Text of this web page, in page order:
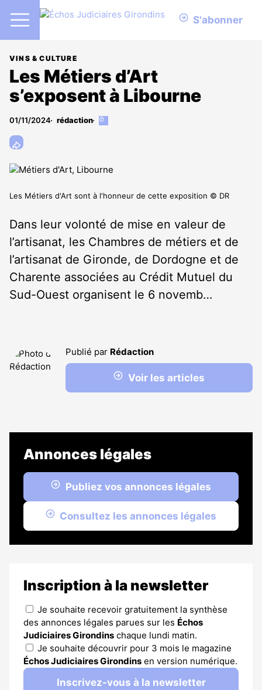
S'abonner
VINS & CULTURE
Les Métiers d’Art
s’exposent à Libourne
01/11/2024 rédaction
Cet
aux
abonnés
Les Métiers d'Art sont à l'honneur de cette exposition © DR
Dans leur volonté de mise en valeur de
l’artisanat, les Chambres de métiers et de
l’artisanat de Gironde, de Dordogne et de
Charente associées au Crédit Mutuel du
Sud-Ouest organisent le 6 novemb…
Publié par Rédaction
Voir les articles
Annonces légales
Publiez vos annonces légales
Consultez les annonces légales
Inscription à la newsletter
Je souhaite recevoir gratuitement la synthèse
des annonces légales parues sur les Échos
Judiciaires Girondins chaque lundi matin.
Je souhaite découvrir pour 3 mois le magazine
Échos Judiciaires Girondins en version numérique.
Inscrivez-vous à la newsletter